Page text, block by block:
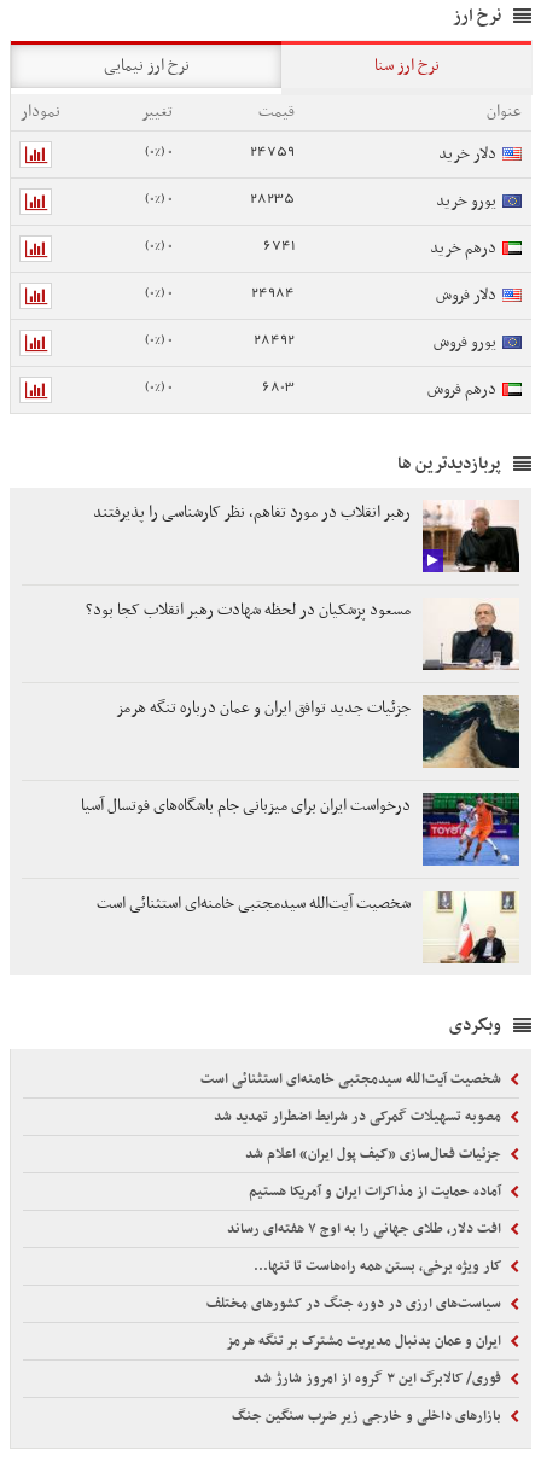
نرخ ارز
نرخ ارز سنا
نرخ ارز نیمایی
عنوان
قیمت تغییر
نمودار
دلار خرید
24759
0 (0%)
یورو خرید 28235
0 (0%)
درهم خرید 6741
0 (0%)
دلار فروش 24984
0 (0%)
یورو فروش 28492
0 (0%)
درهم فروش 6803
0 (0%)
پربازدیدترین ها
رهبر انقلاب در مورد تفاهم، نظر کارشناسی را پذیرفتند
مسعود پزشکیان در لحظه شهادت رهبر انقلاب کجا بود؟
جزئیات جدید توافق ایران و عمان درباره تنگه هرمز
درخواست ایران برای میزبانی جام باشگاه‌های فوتسال آسیا
شخصیت آیت‌الله سیدمجتبی خامنه‌ای استثنائی است
وبگردی
شخصیت آیت‌الله سیدمجتبی خامنه‌ای استثنائی است
مصوبه تسهیلات گمرکی در شرایط اضطرار تمدید شد
جزئیات فعال‌سازی «کیف پول ایران» اعلام شد
آماده حمایت از مذاکرات ایران و آمریکا هستیم
افت دلار، طلای جهانی را به اوج ۷ هفته‌ای رساند
کار ویژه برخی، بستن همه راه‌هاست تا تنها...
سیاست‌های ارزی در دوره جنگ در کشورهای مختلف
ایران و عمان بدنبال مدیریت مشترک بر تنگه هرمز
فوری/ کالابرگ این ۳ گروه از امروز شارژ شد
بازارهای داخلی و خارجی زیر ضرب سنگین جنگ